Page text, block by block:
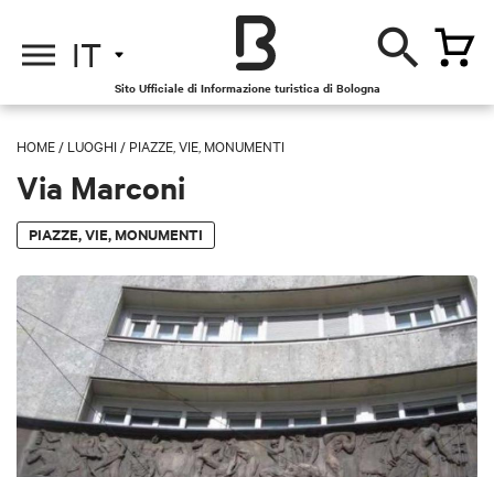
IT
Sito Ufficiale di Informazione turistica di Bologna
HOME / LUOGHI / PIAZZE, VIE, MONUMENTI
Via Marconi
PIAZZE, VIE, MONUMENTI